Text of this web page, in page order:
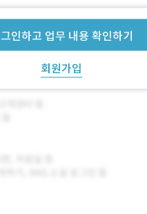
인하고 업무 내용 확인하기
회원가입